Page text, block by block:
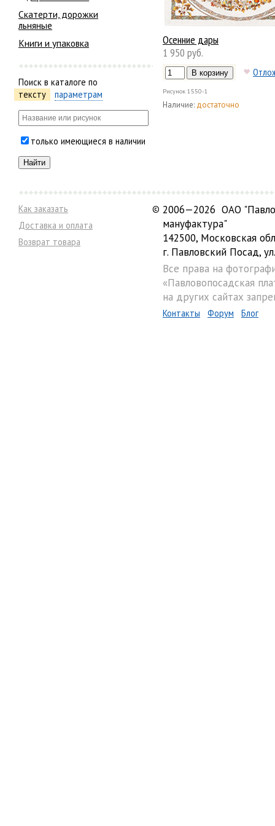
Скатерти, дорожки
льняные
Книги и упаковка
Поиск в каталоге по
тексту
параметрам
только имеющиеся в наличии
Осенние дары
1 950 руб.
Рисунок 1550-1
Наличие: достаточно
Как заказать
Доставка и оплата
Возврат товара
© 2006—2026 ОАО
мануфактура"
142500, Московская
г. Павловский Посад,
Все права на
«Павловопосадская
на других сайтах
Контакты Форум Блог